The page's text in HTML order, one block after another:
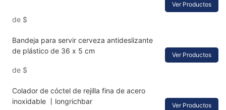
de $
Ver Productos
Bandeja para servir cerveza antideslizante
de plástico de 36 x 5 cm
de $
Ver Productos
Colador de cóctel de rejilla fina de acero
inoxidable 丨longrichbar
Ver Productos